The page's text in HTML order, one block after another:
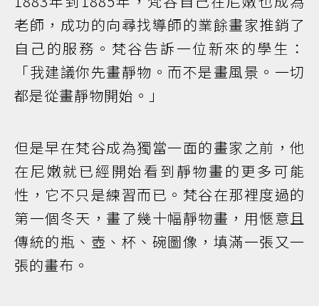
老師，成功的向尋找導師的業餘畫家推銷了
自己的服務。梵谷告訴一位新來的學生：
「我建議你先畫靜物。而不是畫風景。一切
都是從畫靜物開始。」
但是早在梵谷成為獨當一面的畫家之前，他
在尼嫩就已經開始看到靜物畫的更多可能
性，它不只是練習而已。梵谷在那裡度過的
第一個冬天，畫了幾十幅靜物畫，用愜意且
傳統的瓶、壺、杯、碗圖像，填滿一張又一
張的畫布。